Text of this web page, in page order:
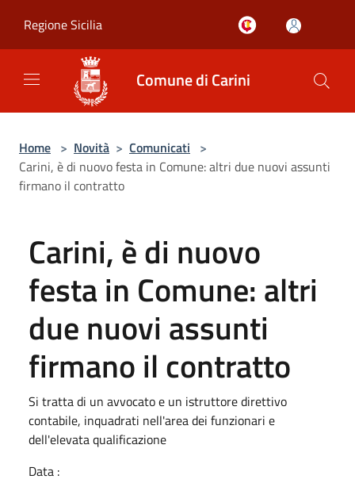
Regione Sicilia
Comune di Carini
Home > Novità > Comunicati >
Carini, è di nuovo festa in Comune: altri due nuovi assunti
firmano il contratto
Carini, è di nuovo
festa in Comune: altri
due nuovi assunti
firmano il contratto
Si tratta di un avvocato e un istruttore direttivo
contabile, inquadrati nell'area dei funzionari e
dell'elevata qualificazione
Data :